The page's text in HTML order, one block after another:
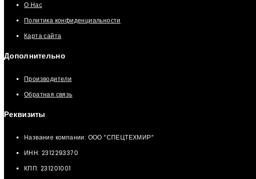
О Нас
Политика конфиденциальности
Карта сайта
Дополнительно
Производители
Обратная связь
Реквизиты
Название компании: ООО “СПЕЦТЕХМИР“
ИНН: 2312293370
КПП: 231201001